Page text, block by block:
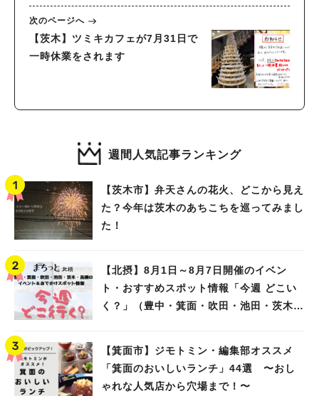
次のページへ
【茨木】ツミキカフェが7月31日で
一時休業をされます
週間人気記事ランキング
【茨木市】弁天さんの花火、どこから見え
た？今年は茨木のあちこちを巡ってみまし
た！
【北摂】8月1日～8月7日開催のイベン
ト・おすすめスポット情報「今週 どこい
く？」（豊中・箕面・吹田・池田・茨木・
【箕面市】ジモトミン・編集部オススメ
「箕面のおいしいランチ」44選 〜おし
ゃれな人気店から穴場まで！〜